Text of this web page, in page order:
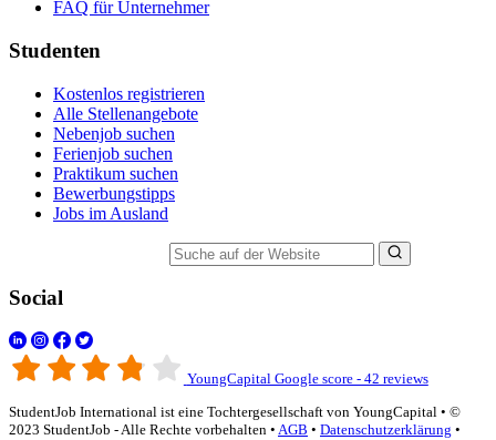
FAQ für Unternehmer
Studenten
Kostenlos registrieren
Alle Stellenangebote
Nebenjob suchen
Ferienjob suchen
Praktikum suchen
Bewerbungstipps
Jobs im Ausland
Social
YoungCapital Google score - 42 reviews
StudentJob International ist eine Tochtergesellschaft von YoungCapital • ©
2023 StudentJob - Alle Rechte vorbehalten • AGB • Datenschutzerklärung •